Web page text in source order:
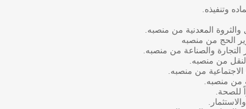
وتنفيذه.
المعدنية من منصبه.
الحج من منصبه
والصناعة من منصبه.
من منصبه.
من منصبه.
من منصبه.
للصحة.